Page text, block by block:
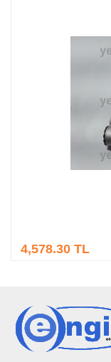
4,578.30 TL